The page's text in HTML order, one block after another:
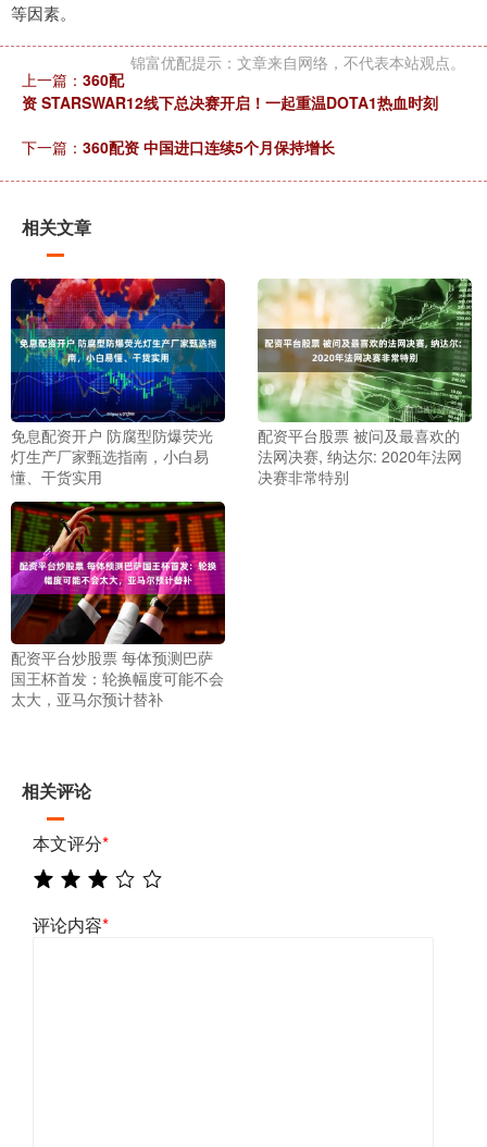
等因素。
锦富优配提示：文章来自网络，不代表本站观点。
上一篇： 360配
资 STARSWAR12线下总决赛开启！一起重温DOTA1热血时刻
下一篇： 360配资 中国进口连续5个月保持增长
相关文章
免息配资开户 防腐型防爆荧光
灯生产厂家甄选指南，小白易
懂、干货实用
配资平台股票 被问及最喜欢的
法网决赛, 纳达尔: 2020年法网
决赛非常特别
配资平台炒股票 每体预测巴萨
国王杯首发：轮换幅度可能不会
太大，亚马尔预计替补
相关评论
本文评分*
评论内容*